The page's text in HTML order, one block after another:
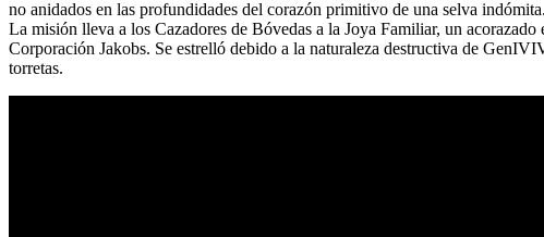
no anidados en las profundidades del corazón primitivo de una selva
La misión lleva a los Cazadores de Bóvedas a la Joya Familiar, un
Corporación Jakobs. Se estrelló debido a la naturaleza destructiva de
torretas.